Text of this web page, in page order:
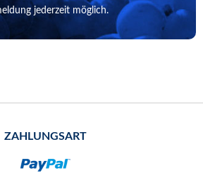
jederzeit möglich.
ZAHLUNGSART